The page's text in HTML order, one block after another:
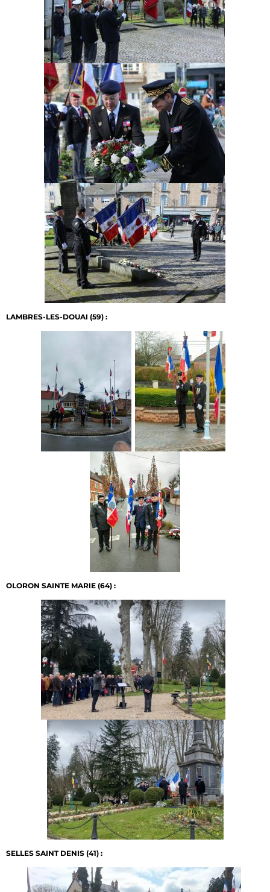
LAMBRES-LES-DOUAI (59) :
OLORON SAINTE MARIE (64) :
SELLES SAINT DENIS (41) :